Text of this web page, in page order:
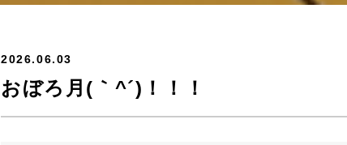
2026.06.03
おぼろ月(｀^´)！！！